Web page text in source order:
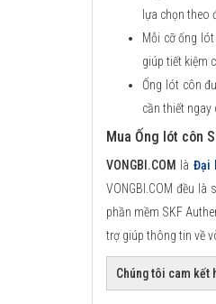
lựa chọn theo
Mỗi cỡ ống
giúp tiết kiệm
Ống lót côn
cần thiết ngay
Mua Ống lót côn
VONGBI.COM là Đại
VONGBI.COM đều
phần mềm SKF
trợ giúp thông tin về
Chúng tôi cam kết